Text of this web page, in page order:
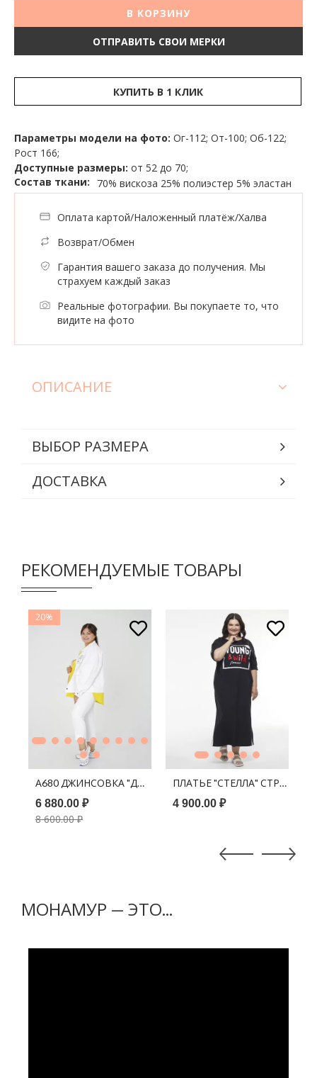
В КОРЗИНУ
ОТПРАВИТЬ СВОИ МЕРКИ
КУПИТЬ В 1 КЛИК
Параметры модели на фото: Ог-112; От-100; Об-122;
Рост 166;
Доступные размеры: от 52 до 70;
Состав ткани:
70% вискоза 25% полиэстер 5% эластан
Оплата картой/Наложенный платёж/Халва
Возврат/Обмен
Гарантия вашего заказа до получения. Мы
страхуем каждый заказ
Реальные фотографии. Вы покупаете то, что
видите на фото
ОПИСАНИЕ
ВЫБОР РАЗМЕРА
ДОСТАВКА
РЕКОМЕНДУЕМЫЕ ТОВАРЫ
ГОРОХ
ОРАНЖЕВЫЙ
20%
В КОРЗИНУ
А680 ДЖИНСОВКА "ДЖЕЙН" БЕЛЫЙ
6 880.00 ₽
8 600.00 ₽
В КОРЗИНУ
ПЛАТЬЕ "СТЕЛЛА" СТРОПА
4 900.00 ₽
МОНАМУР — ЭТО...